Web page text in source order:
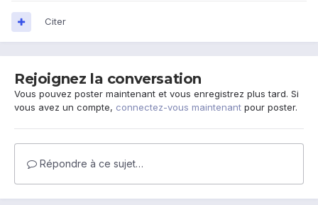
Citer
Rejoignez la conversation
Vous pouvez poster maintenant et vous enregistrez plus tard. Si
vous avez un compte, connectez-vous maintenant pour poster.
Répondre à ce sujet…